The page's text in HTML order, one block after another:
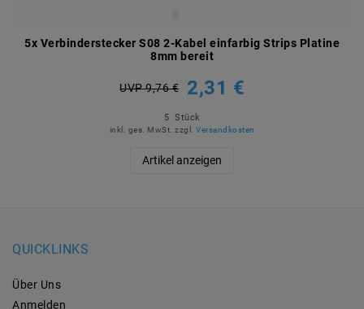
5x Verbinderstecker S08 2-Kabel einfarbig Strips Platine
8mm bereit
UVP 9,76 € 2,31 €
5 Stück
inkl. ges. MwSt. zzgl. Versandkosten
Artikel anzeigen
QUICKLINKS
Über Uns
Anmelden